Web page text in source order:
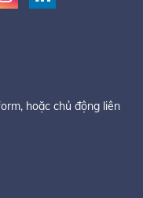
hoặc chủ động liên